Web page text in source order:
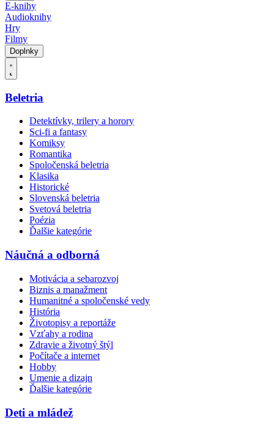
E-knihy
Audioknihy
Hry
Filmy
Doplnky
Beletria
Detektívky, trilery a horory
Sci-fi a fantasy
Komiksy
Romantika
Spoločenská beletria
Klasika
Historické
Slovenská beletria
Svetová beletria
Poézia
Ďalšie kategórie
Náučná a odborná
Motivácia a sebarozvoj
Biznis a manažment
Humanitné a spoločenské vedy
História
Životopisy a reportáže
Vzťahy a rodina
Zdravie a životný štýl
Počítače a internet
Hobby
Umenie a dizajn
Ďalšie kategórie
Deti a mládež